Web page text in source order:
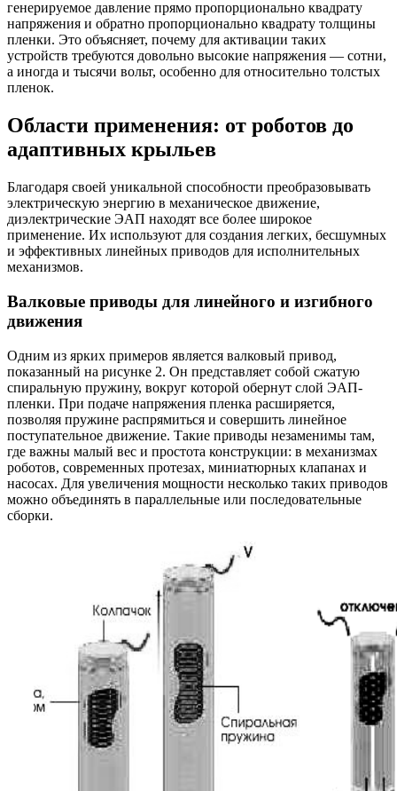
генерируемое давление прямо пропорционально квадрату
напряжения и обратно пропорционально квадрату толщины
пленки. Это объясняет, почему для активации таких
устройств требуются довольно высокие напряжения — сотни,
а иногда и тысячи вольт, особенно для относительно толстых
пленок.
Области применения: от роботов до
адаптивных крыльев
Благодаря своей уникальной способности преобразовывать
электрическую энергию в механическое движение,
диэлектрические ЭАП находят все более широкое
применение. Их используют для создания легких, бесшумных
и эффективных линейных приводов для исполнительных
механизмов.
Валковые приводы для линейного и изгибного
движения
Одним из ярких примеров является валковый привод,
показанный на рисунке 2. Он представляет собой сжатую
спиральную пружину, вокруг которой обернут слой ЭАП-
пленки. При подаче напряжения пленка расширяется,
позволяя пружине распрямиться и совершить линейное
поступательное движение. Такие приводы незаменимы там,
где важны малый вес и простота конструкции: в механизмах
роботов, современных протезах, миниатюрных клапанах и
насосах. Для увеличения мощности несколько таких приводов
можно объединять в параллельные или последовательные
сборки.